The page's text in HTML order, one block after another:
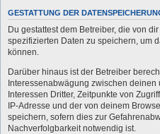
GESTATTUNG DER
Du gestattest dem Betreiber, die von
spezifizierten Daten zu speichern, um
können.
Darüber hinaus ist der Betreiber
Interessenabwägung zwischen
Interessen Dritter, Zeitpunkte von
IP-Adresse und der von deinem
speichern, sofern dies zur
Nachverfolgbarkeit notwendig ist.